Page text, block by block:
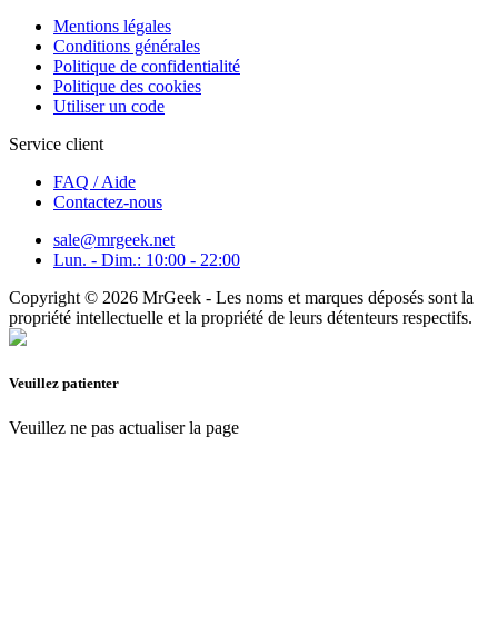
Mentions légales
Conditions générales
Politique de confidentialité
Politique des cookies
Utiliser un code
Service client
FAQ / Aide
Contactez-nous
sale@mrgeek.net
Lun. - Dim.: 10:00 - 22:00
Copyright © 2026 MrGeek - Les noms et marques déposés sont la
propriété intellectuelle et la propriété de leurs détenteurs respectifs.
Veuillez patienter
Veuillez ne pas actualiser la page